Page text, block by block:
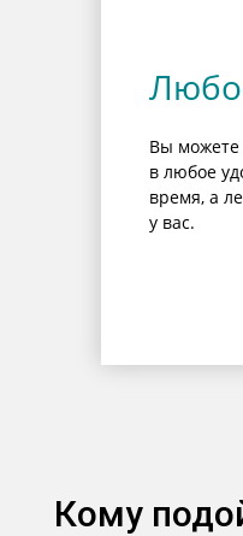
Вы можете
в любое
время, а
у вас.
Кому